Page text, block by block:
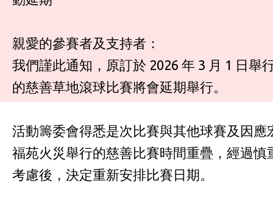
親愛的參賽者及支持者：
我們謹此通知，原訂於 2026 年 3 月 1 日舉
的慈善草地滾球比賽將會延期舉行。
活動籌委會得悉是次比賽與其他球賽及因應
福苑火災舉行的慈善比賽時間重疊，經過慎
考慮後，決定重新安排比賽日期。